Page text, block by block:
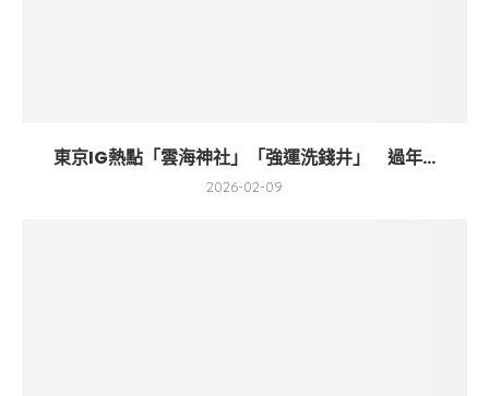
東京IG熱點「雲海神社」「強運洗錢井」 過年...
2026-02-09